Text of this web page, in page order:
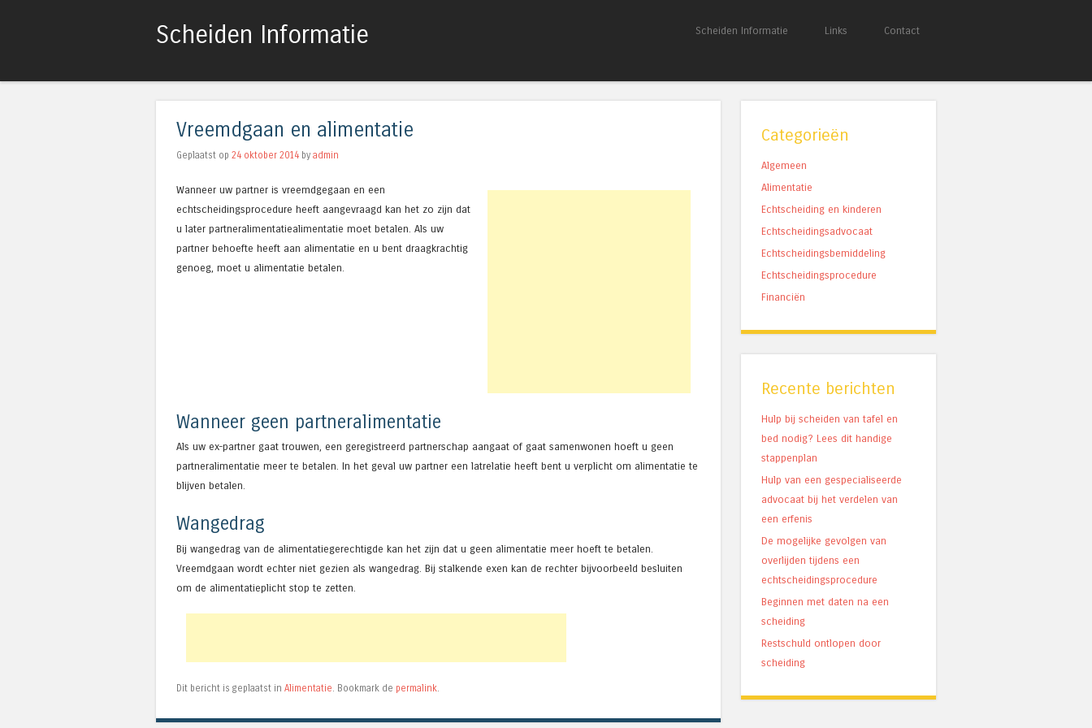
Scheiden Informatie Scheiden Informatie Links Contact
Vreemdgaan en alimentatie
Geplaatst op 24 oktober 2014 by admin
Wanneer uw partner is vreemdgegaan en een
echtscheidingsprocedure heeft aangevraagd kan het zo zijn dat
u later partneralimentatiealimentatie moet betalen. Als uw
partner behoefte heeft aan alimentatie en u bent draagkrachtig
genoeg, moet u alimentatie betalen.
Wanneer geen partneralimentatie
Als uw ex-partner gaat trouwen, een geregistreerd partnerschap aangaat of gaat samenwonen hoeft u geen
partneralimentatie meer te betalen. In het geval uw partner een latrelatie heeft bent u verplicht om alimentatie te
blijven betalen.
Wangedrag
Bij wangedrag van de alimentatiegerechtigde kan het zijn dat u geen alimentatie meer hoeft te betalen.
Vreemdgaan wordt echter niet gezien als wangedrag. Bij stalkende exen kan de rechter bijvoorbeeld besluiten
om de alimentatieplicht stop te zetten.
Dit bericht is geplaatst in Alimentatie. Bookmark de permalink.
Categorieën
Algemeen
Alimentatie
Echtscheiding en kinderen
Echtscheidingsadvocaat
Echtscheidingsbemiddeling
Echtscheidingsprocedure
Financiën
Recente berichten
Hulp bij scheiden van tafel en
bed nodig? Lees dit handige
stappenplan
Hulp van een gespecialiseerde
advocaat bij het verdelen van
een erfenis
De mogelijke gevolgen van
overlijden tijdens een
echtscheidingsprocedure
Beginnen met daten na een
scheiding
Restschuld ontlopen door
scheiding